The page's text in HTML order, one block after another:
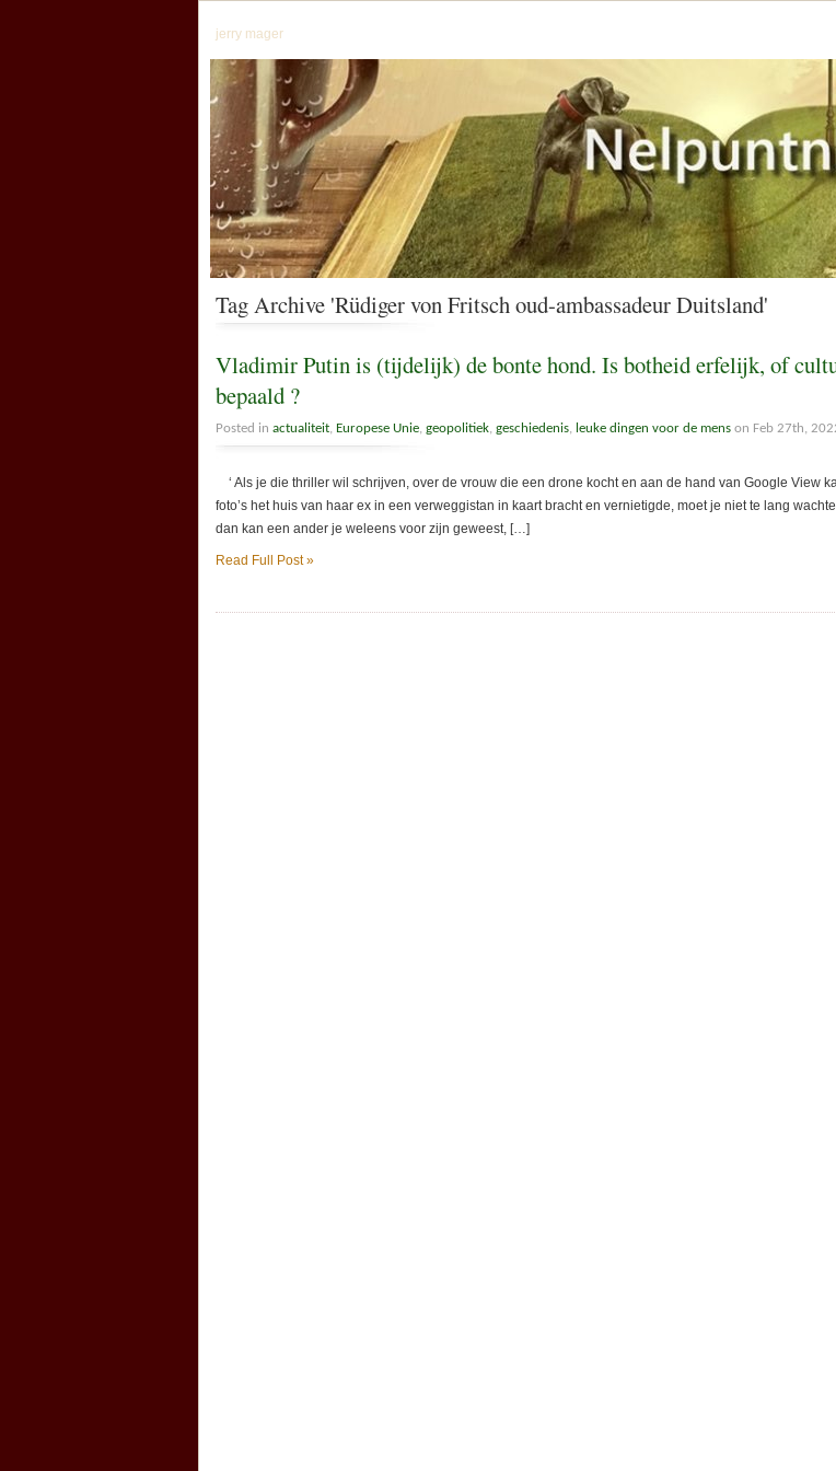
jerry mager
Tag Archive 'Rüdiger von Fritsch oud-ambassadeur Duitsland'
Vladimir Putin is (tijdelijk) de bonte hond. Is botheid erfelijk, of
bepaald ?
Posted in actualiteit Europese Unie geopolitiek geschiedenis leuke dingen voor de mens on Feb 27th,
‘ Als je die thriller wil schrijven, over de vrouw die een drone kocht en aan de hand van Google View
foto’s het huis van haar ex in een verweggistan in kaart bracht en vernietigde, moet je niet te lang
dan kan een ander je weleens voor zijn geweest, […]
Read Full Post »